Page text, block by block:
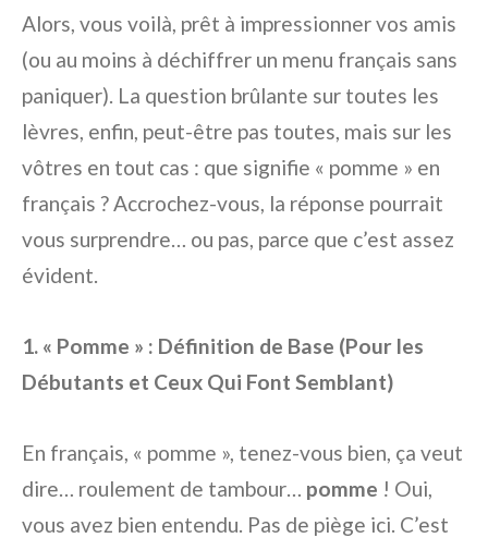
Alors, vous voilà, prêt à impressionner vos amis
(ou au moins à déchiffrer un menu français sans
paniquer). La question brûlante sur toutes les
lèvres, enfin, peut-être pas toutes, mais sur les
vôtres en tout cas : que signifie « pomme » en
français ? Accrochez-vous, la réponse pourrait
vous surprendre… ou pas, parce que c’est assez
évident.
1. « Pomme » : Définition de Base (Pour les
Débutants et Ceux Qui Font Semblant)
En français, « pomme », tenez-vous bien, ça veut
dire… roulement de tambour… pomme ! Oui,
vous avez bien entendu. Pas de piège ici. C’est